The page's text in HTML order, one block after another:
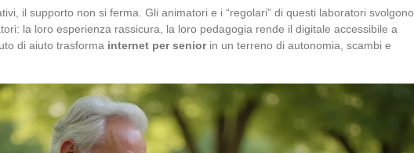
il supporto non si ferma. Gli animatori e i “regolari” di questi laboratori svolgono
la loro esperienza rassicura, la loro pedagogia rende il digitale accessibile a
di aiuto trasforma internet per seniorin un terreno di autonomia, scambi e